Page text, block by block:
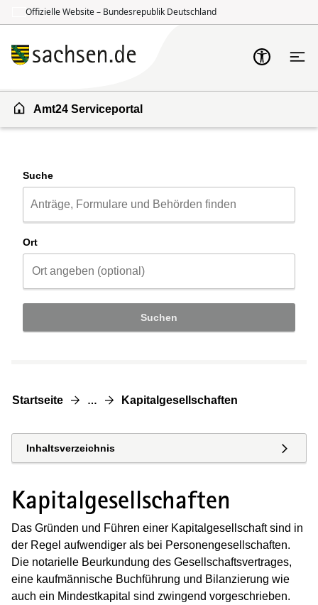
Offizielle Website – Bundesrepublik Deutschland
Amt24 Serviceportal
Suche
Ort
Suchen
Startseite … Kapitalgesellschaften
Inhaltsverzeichnis
Kapitalgesellschaften
Das Gründen und Führen einer Kapitalgesellschaft sind in
der Regel aufwendiger als bei Personengesellschaften.
Die notarielle Beurkundung des Gesellschaftsvertrages,
eine kaufmännische Buchführung und Bilanzierung wie
auch ein Mindestkapital sind zwingend vorgeschrieben.